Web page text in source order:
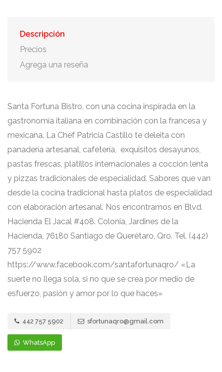
Descripción
Precios
Agrega una reseña
Santa Fortuna Bistro, con una cocina inspirada en la
gastronomía italiana en combinación con la francesa y
mexicana. La Chef Patricia Castillo te deleita con
panadería artesanal, cafetería, exquisitos desayunos,
pastas frescas, platillos internacionales a cocción lenta
y pizzas tradicionales de especialidad. Sabores que van
desde la cocina tradicional hasta platos de especialidad
con elaboración artesanal. Nos encontramos en Blvd.
Hacienda El Jacal #408. Colonia, Jardines de la
Hacienda, 76180 Santiago de Querétaro, Qro. Tel. (442)
757 5902
https://www.facebook.com/santafortunaqro/ «La
suerte no llega sola, si no que se crea por medio de
esfuerzo, pasión y amor por lo que haces»
442 757 5902 sfortunaqro@gmail.com
WhatsApp